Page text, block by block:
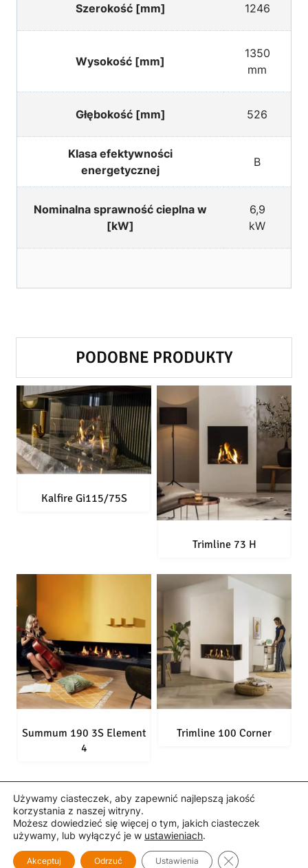
Szerokość [mm] 1246
Wysokość [mm]
1350
mm
Głębokość [mm] 526
Klasa efektywności
energetycznej
B
Nominalna sprawność cieplna w
[kW]
6,9
kW
PODOBNE PRODUKTY
Kalfire Gi115/75S
Trimline 73 H
Summum 190 3S Element
4
Trimline 100 Corner
© 2026 Kafle-Kominki. Spartherm. Wiliński M.
Polityka prywatności i Cookies Mapa strony
Używamy ciasteczek, aby zapewnić najlepszą jakość
korzystania z naszej witryny.
Możesz dowiedzieć się więcej o tym, jakich ciasteczek
używamy, lub wyłączyć je w ustawieniach.
Akceptuj Odrzuć Ustawienia Zamknij panel